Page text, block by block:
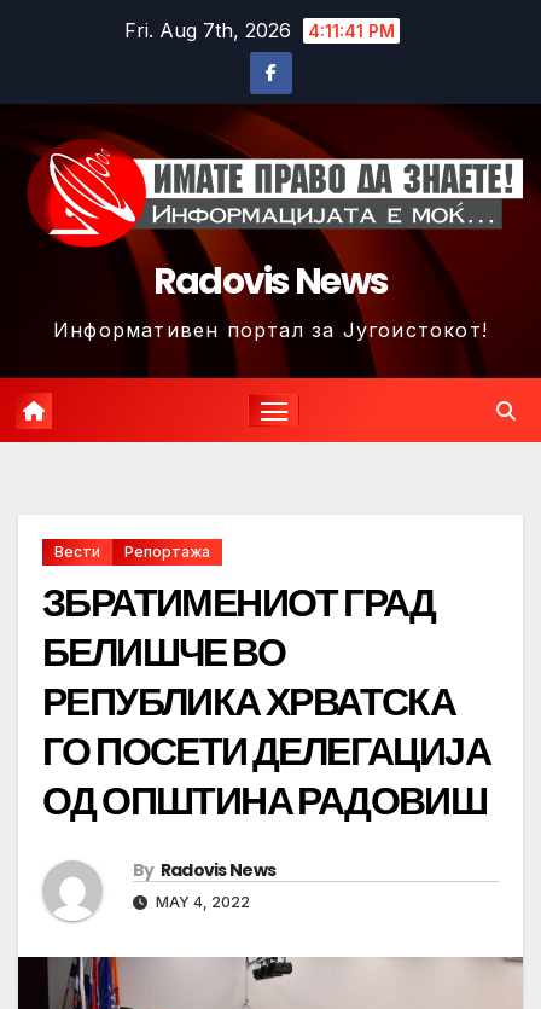
Fri. Aug 7th, 2026 4:11:44 PM
Radovis News
Информативен портал за Југоистокот!
Вести Репортажа
ЗБРАТИМЕНИОТ ГРАД
БЕЛИШЧЕ ВО
РЕПУБЛИКА ХРВАТСКА
ГО ПОСЕТИ ДЕЛЕГАЦИЈА
ОД ОПШТИНА РАДОВИШ
By Radovis News
MAY 4, 2022